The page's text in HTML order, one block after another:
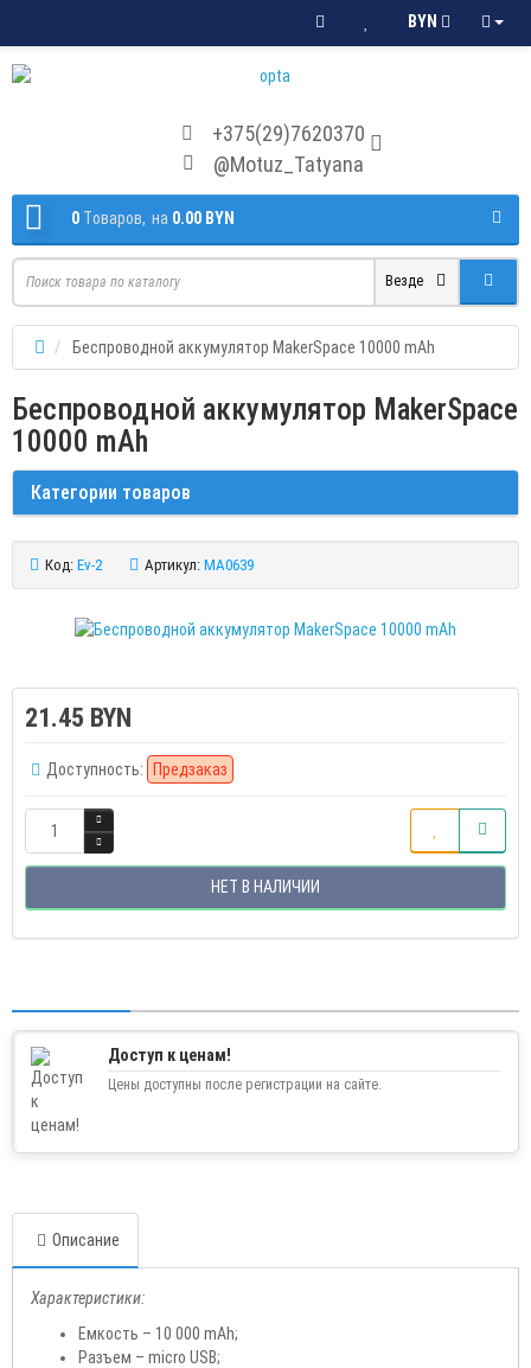
BYN
+375(29)7620370
@Motuz_Tatyana
0 Tоваров, на 0.00 BYN
Везде
Беспроводной аккумулятор MakerSpace 10000 mAh
Беспроводной аккумулятор MakerSpace
10000 mAh
Категории товаров
Код: Ev-2 Артикул: MA0639
21.45 BYN
Доступность: Предзаказ
НЕТ В НАЛИЧИИ
Доступ к ценам!
Цены доступны после регистрации на сайте.
Описание
Характеристики:
Емкость – 10 000 mAh;
Разъем – micro USB;